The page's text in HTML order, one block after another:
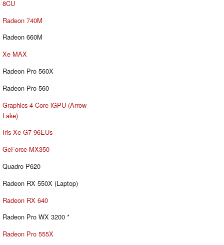
8CU
Radeon 740M
Radeon 660M
Xe MAX
Radeon Pro 560X
Radeon Pro 560
Graphics 4-Core iGPU (Arrow
Lake)
Iris Xe G7 96EUs
GeForce MX350
Quadro P620
Radeon RX 550X (Laptop)
Radeon RX 640
Radeon Pro WX 3200 *
Radeon Pro 555X